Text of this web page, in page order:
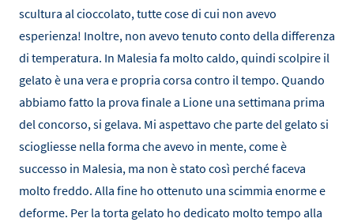
scultura al cioccolato, tutte cose di cui non avevo
esperienza! Inoltre, non avevo tenuto conto della differenza
di temperatura. In Malesia fa molto caldo, quindi scolpire il
gelato è una vera e propria corsa contro il tempo. Quando
abbiamo fatto la prova finale a Lione una settimana prima
del concorso, si gelava. Mi aspettavo che parte del gelato si
sciogliesse nella forma che avevo in mente, come è
successo in Malesia, ma non è stato così perché faceva
molto freddo. Alla fine ho ottenuto una scimmia enorme e
deforme. Per la torta gelato ho dedicato molto tempo alla